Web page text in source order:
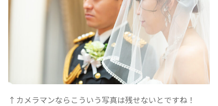
↑カメラマンならこういう写真は残せないとですね！